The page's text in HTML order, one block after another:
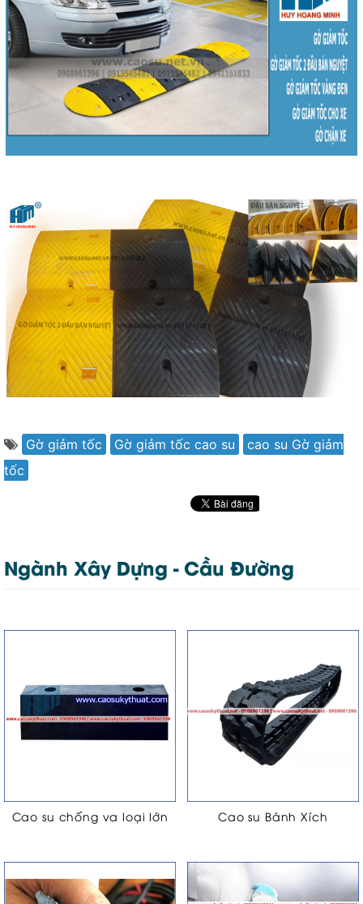
Gờ giảm tốc Gờ giảm tốc cao su
cao su Gờ giảm
tốc
Ngành Xây Dựng - Cầu Đường
Cao su chống va loại lớn Cao su Bánh Xích